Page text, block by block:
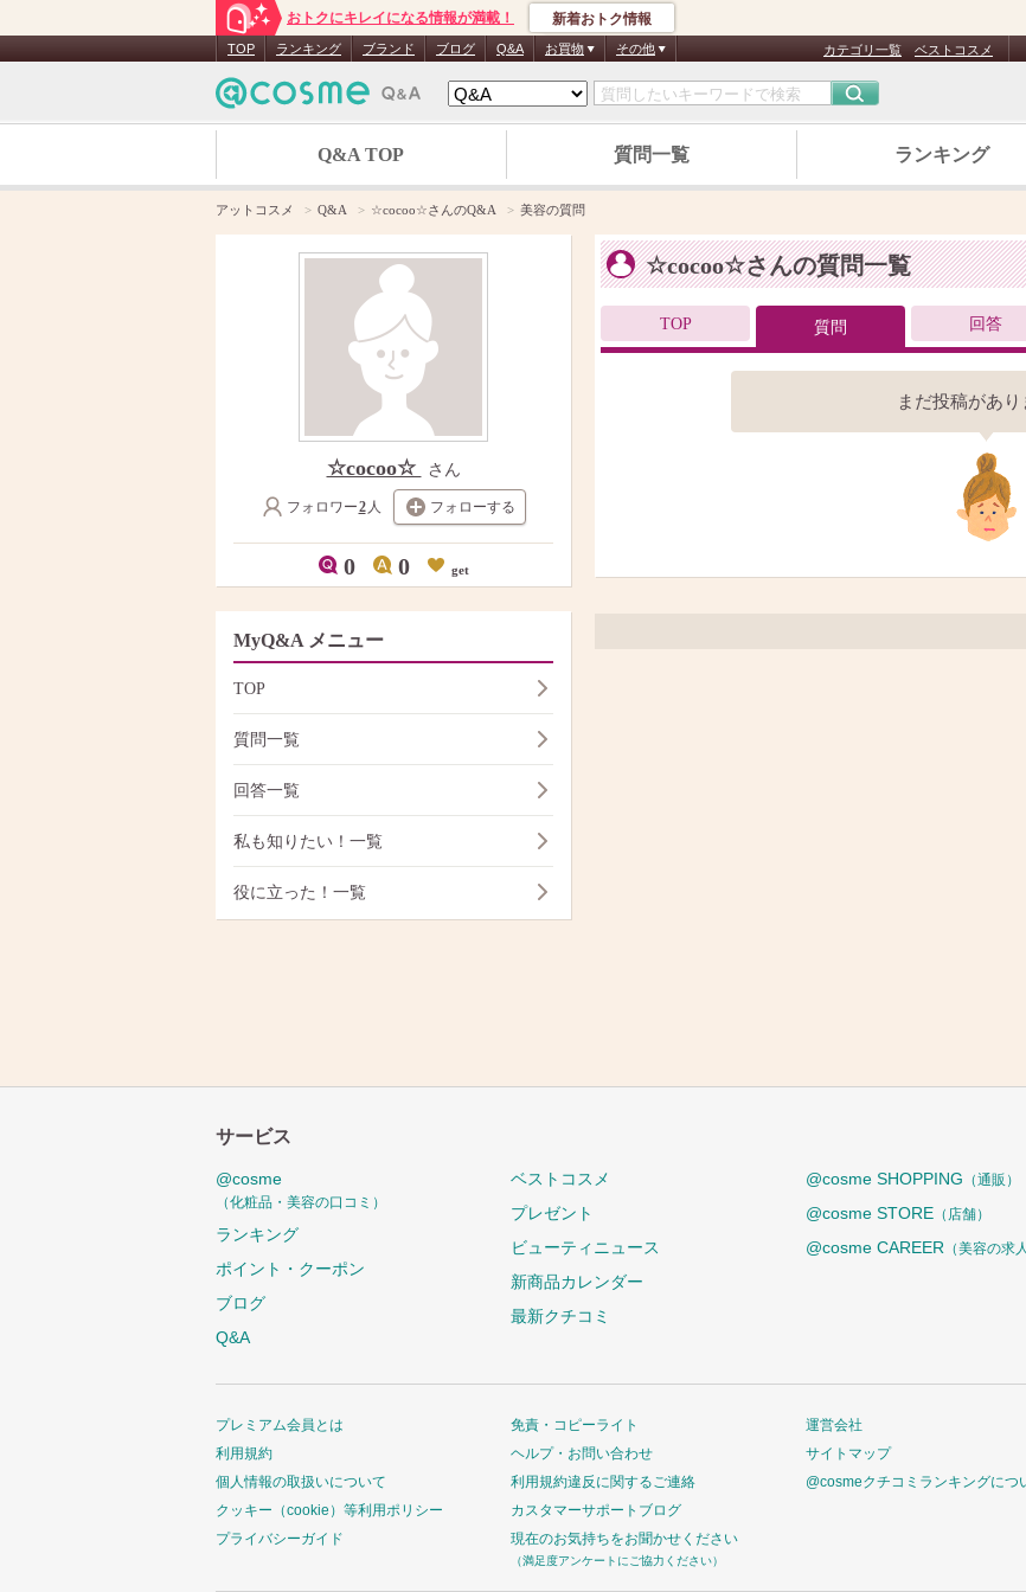
おトクにキレイになる情報が満載！ 新着おトク情報
TOP ランキング ブランド ブログ Q&A お買物 その他 カテゴリ一覧 ベストコスメ
Q&A TOP 質問一覧 ランキング
アットコスメ Q&A ☆cocoo☆さんのQ&A 美容の質問
☆cocoo☆さんの質問一覧
TOP 質問 回答
まだ投稿があり
☆cocoo☆ さん
フォロワー2 人 フォローする
0 0 get
MyQ&A メニュー
TOP
質問一覧
回答一覧
私も知りたい！一覧
役に立った！一覧
サービス
@cosme
（化粧品・美容の口コミ）
ランキング
ポイント・クーポン
ブログ
Q&A
ベストコスメ
プレゼント
ビューティニュース
新商品カレンダー
最新クチコミ
@cosme SHOPPING （通販）
@cosme STORE （店舗）
@cosme CAREER （美容の求
プレミアム会員とは
利用規約
個人情報の取扱いについて
クッキー（cookie）等利用ポリシー
プライバシーガイド
免責・コピーライト
ヘルプ・お問い合わせ
利用規約違反に関するご連絡
カスタマーサポートブログ
現在のお気持ちをお聞かせください
（満足度アンケートにご協力ください）
運営会社
サイトマップ
@cosmeクチコミランキングにつ